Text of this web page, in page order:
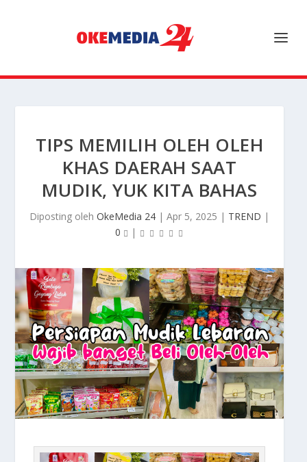
TIPS MEMILIH OLEH OLEH
KHAS DAERAH SAAT
MUDIK, YUK KITA BAHAS
Diposting oleh OkeMedia 24 | Apr 5, 2025 | TREND |
0
|